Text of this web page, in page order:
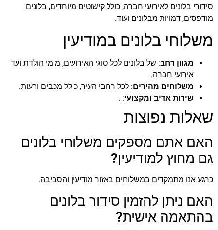
סידורי בלונים לאירועי חברה, כולל קישוטים מיוחדים, בלונים
מודפסים, דמויות מבלונים ועוד.
משלוחי בלונים במודיעין
מגוון רחב: של בלונים לכל סוגי האירועים, מימי הולדת ועד
אירועי חברה.
משלוחים מהירים: לכל רחבי העיר, כולל מכבים ורעות.
שירות אדיב ומקצועי: .
שאלות נפוצות
האם אתם מספקים משלוחי בלונים
גם מחוץ למודיעין?
כרגע אנו מתמקדים במשלוחים באזור מודיעין והסביבה.
האם ניתן להזמין סידור בלונים
בהתאמה אישית?